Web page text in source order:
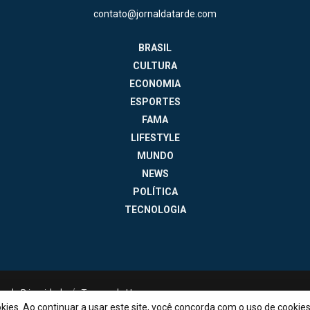
contato@jornaldatarde.com
BRASIL
CULTURA
ECONOMIA
ESPORTES
FAMA
LIFESTYLE
MUNDO
NEWS
POLÍTICA
TECNOLOGIA
de Privacidade Termos de Uso
Ao continuar a usar este site, você concorda com o uso de cookies.